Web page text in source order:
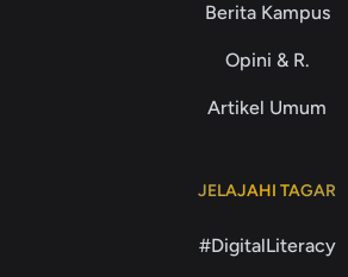
Berita Kampus
Opini & R.
Artikel Umum
JELAJAHI TAGAR
#DigitalLiteracy